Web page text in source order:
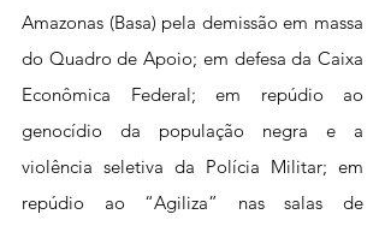
Amazonas (Basa) pela demissão em massa
do Quadro de Apoio; em defesa da Caixa
Econômica Federal; em repúdio ao
genocídio da população negra e a
violência seletiva da Polícia Militar; em
repúdio ao “Agiliza” nas salas de